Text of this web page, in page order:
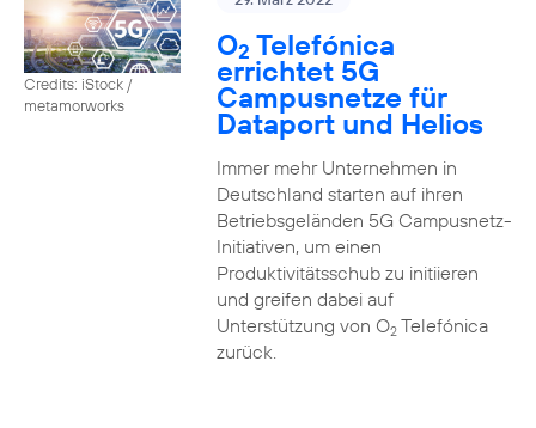
Credits: iStock /
metamorworks
O2 Telefónica
errichtet 5G
Campusnetze für
Dataport und Helios
Immer mehr Unternehmen in
Deutschland starten auf ihren
Betriebsgeländen 5G Campusnetz-
Initiativen, um einen
Produktivitätsschub zu initiieren
und greifen dabei auf
Unterstützung von O2Telefónica
zurück.